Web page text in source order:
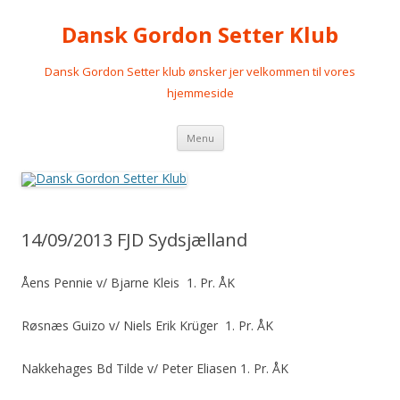
Dansk Gordon Setter Klub
Dansk Gordon Setter klub ønsker jer velkommen til vores
hjemmeside
Menu Videre
indhold
14/09/2013 FJD Sydsjælland
Åens Pennie v/ Bjarne Kleis 1. Pr. ÅK
Røsnæs Guizo v/ Niels Erik Krüger 1. Pr. ÅK
Nakkehages Bd Tilde v/ Peter Eliasen 1. Pr. ÅK